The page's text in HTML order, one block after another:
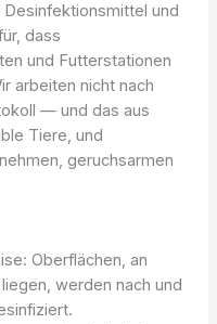
und
dass
und Futterstationen
arbeiten nicht nach
— und das aus
Tiere, und
geruchsarmen
Oberflächen, an
werden nach und